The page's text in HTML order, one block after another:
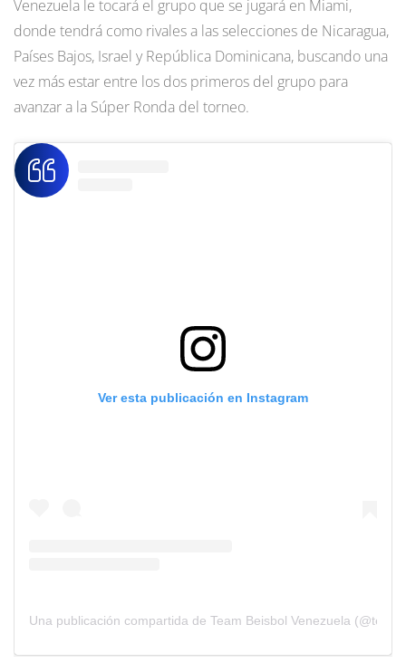
Venezuela le tocará el grupo que se jugará en Miami,
donde tendrá como rivales a las selecciones de Nicaragua,
Países Bajos, Israel y República Dominicana, buscando una
vez más estar entre los dos primeros del grupo para
avanzar a la Súper Ronda del torneo.
Ver esta publicación en Instagram
Una publicación compartida de Team Beisbol Venezuela